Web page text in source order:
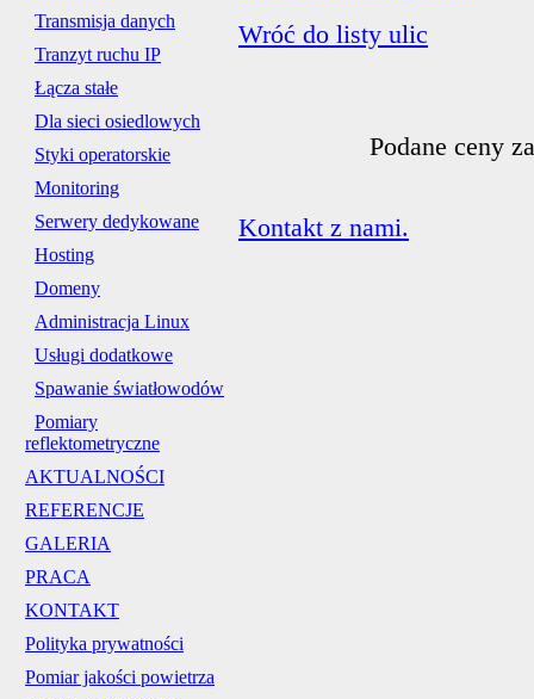
Transmisja danych
Tranzyt ruchu IP
Łącza stałe
Dla sieci osiedlowych
Styki operatorskie
Monitoring
Serwery dedykowane
Hosting
Domeny
Administracja Linux
Usługi dodatkowe
Spawanie światłowodów
Pomiary
reflektometryczne
AKTUALNOŚCI
REFERENCJE
GALERIA
PRACA
KONTAKT
Polityka prywatności
Pomiar jakości powietrza
Wróć do listy ulic
Podane ceny
Kontakt z nami.